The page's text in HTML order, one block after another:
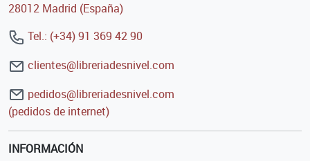
28012 Madrid (España)
Tel.: (+34) 91 369 42 90
clientes@libreriadesnivel.com
pedidos@libreriadesnivel.com
(pedidos de internet)
INFORMACIÓN